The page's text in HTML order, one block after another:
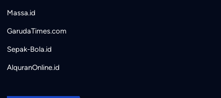
Massa.id
GarudaTimes.com
Sepak-Bola.id
AlquranOnline.id